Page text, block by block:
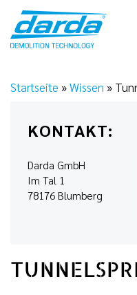
content
Startseite »Wissen »
KONTAKT:
Darda GmbH
Im Tal 1
78176 Blumberg